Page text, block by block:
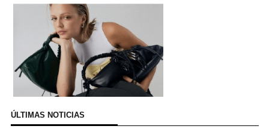
ÚLTIMAS NOTICIAS